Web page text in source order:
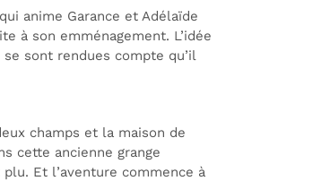
anime Garance et Adélaïde
à son emménagement. L’idée
sont rendues compte qu’il
champs et la maison de
cette ancienne grange
Et l’aventure commence à